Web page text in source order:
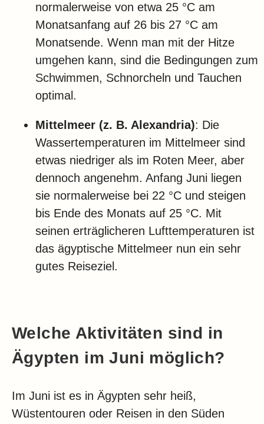
normalerweise von etwa 25 °C am
Monatsanfang auf 26 bis 27 °C am
Monatsende. Wenn man mit der Hitze
umgehen kann, sind die Bedingungen zum
Schwimmen, Schnorcheln und Tauchen
optimal.
Mittelmeer (z. B. Alexandria): Die
Wassertemperaturen im Mittelmeer sind
etwas niedriger als im Roten Meer, aber
dennoch angenehm. Anfang Juni liegen
sie normalerweise bei 22 °C und steigen
bis Ende des Monats auf 25 °C. Mit
seinen erträglicheren Lufttemperaturen ist
das ägyptische Mittelmeer nun ein sehr
gutes Reiseziel.
Welche Aktivitäten sind in
Ägypten im Juni möglich?
Im Juni ist es in Ägypten sehr heiß,
Wüstentouren oder Reisen in den Süden